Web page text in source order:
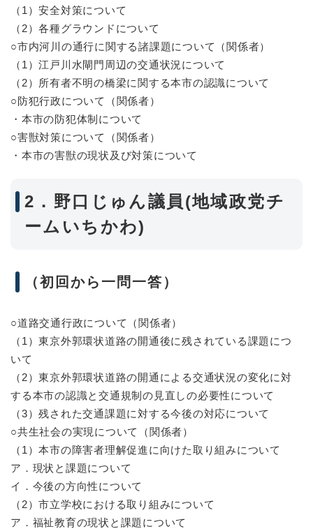
（1）安全対策について
（2）各種グラウンドについて
○市内河川の通行に関する諸課題について（関係者）
（1）江戸川水閘門周辺の交通状況について
（2）所有者不明の橋梁に関する本市の認識について
○防犯行政について（関係者）
・本市の防犯体制について
○害獣対策について（関係者）
・本市の害獣の現状及び対策について
2．野口じゅん議員(地域政党チ
ームいちかわ)
（初回から一問一答）
○道路交通行政について（関係者）
（1）東京外郭環状道路の開通後に残されている課題につ
いて
（2）東京外郭環状道路の開通による交通状況の変化に対
する本市の認識と交通規制の見直しの必要性について
（3）残された交通課題に対する今後の対応について
○共生社会の実現について（関係者）
（1）本市の障害者理解促進に向けた取り組みについて
ア．現状と課題について
イ．今後の方向性について
（2）市立学校における取り組みについて
ア．福祉教育の現状と課題について